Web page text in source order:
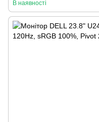
В наявності